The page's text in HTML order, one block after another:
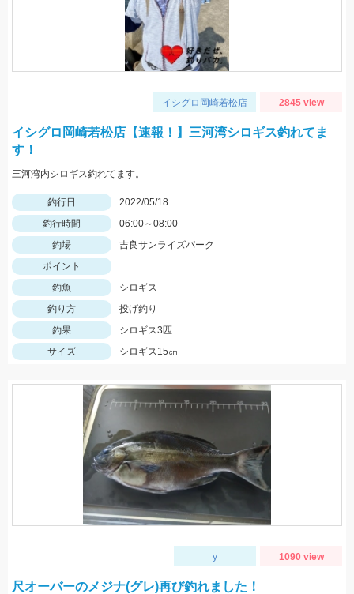
イシグロ岡崎若松店 2845 view
イシグロ岡崎若松店【速報！】三河湾シロギス釣れてま
す！
三河湾内シロギス釣れてます。
釣行日
2022/05/18
釣行時間
06:00～08:00
釣場
吉良サンライズパーク
ポイント
釣魚
シロギス
釣り方
投げ釣り
釣果
シロギス3匹
サイズ
シロギス15㎝
y 1090 view
尺オーバーのメジナ(グレ)再び釣れました！